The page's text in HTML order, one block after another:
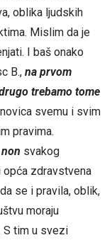
oblika ljudskih
Mislim da je
I baš onako
B., na prvom
trebamo tome
svemu i svim
pravima.
svakog
opća zdravstvena
se i pravila, oblik,
moraju
S tim u svezi